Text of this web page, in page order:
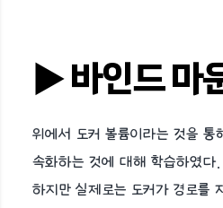
▶︎ 바인드 마
위에서 도커 볼륨이라는 것을
속화하는 것에 대해 학습하였다.
하지만 실제로는 도커가 경로를